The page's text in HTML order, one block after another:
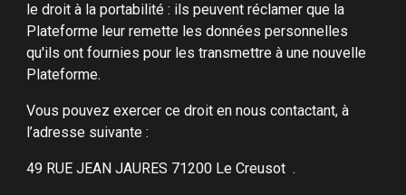
le droit à la portabilité : ils peuvent réclamer que la
Plateforme leur remette les données personnelles
qu'ils ont fournies pour les transmettre à une nouvelle
Plateforme.
Vous pouvez exercer ce droit en nous contactant, à
l’adresse suivante :
49 RUE JEAN JAURES 71200 Le Creusot .